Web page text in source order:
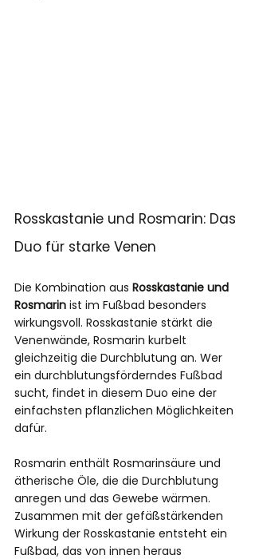
Rosskastanie und Rosmarin: Das
Duo für starke Venen
Die Kombination aus Rosskastanie und
Rosmarin ist im Fußbad besonders
wirkungsvoll. Rosskastanie stärkt die
Venenwände, Rosmarin kurbelt
gleichzeitig die Durchblutung an. Wer
ein durchblutungsförderndes Fußbad
sucht, findet in diesem Duo eine der
einfachsten pflanzlichen Möglichkeiten
dafür.
Rosmarin enthält Rosmarinsäure und
ätherische Öle, die die Durchblutung
anregen und das Gewebe wärmen.
Zusammen mit der gefäßstärkenden
Wirkung der Rosskastanie entsteht ein
Fußbad, das von innen heraus